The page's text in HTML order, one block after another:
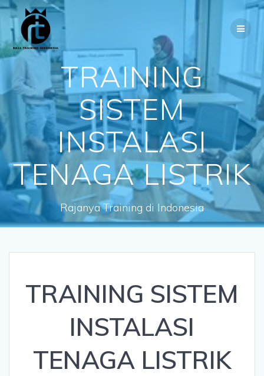
TRAINING
SISTEM
INSTALASI
TENAGA LISTRIK
Rajanya Training di Indonesia
TRAINING SISTEM
INSTALASI
TENAGA LISTRIK